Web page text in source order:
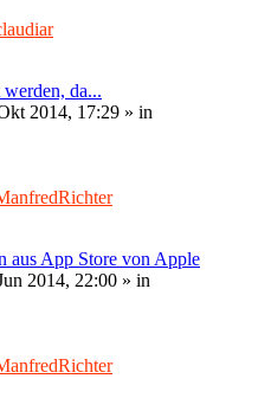
da...
2014, 17:29 » in
aus App Store von Apple
2014, 22:00 » in